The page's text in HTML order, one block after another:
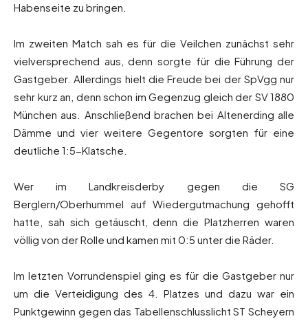
Habenseite zu bringen.
Im zweiten Match sah es für die Veilchen zunächst sehr
vielversprechend aus, denn sorgte für die Führung der
Gastgeber. Allerdings hielt die Freude bei der SpVgg nur
sehr kurz an, denn schon im Gegenzug gleich der SV 1880
München aus. Anschließend brachen bei Altenerding alle
Dämme und vier weitere Gegentore sorgten für eine
deutliche 1:5-Klatsche.
Wer im Landkreisderby gegen die SG
Berglern/Oberhummel auf Wiedergutmachung gehofft
hatte, sah sich getäuscht, denn die Platzherren waren
völlig von der Rolle und kamen mit 0:5 unter die Räder.
Im letzten Vorrundenspiel ging es für die Gastgeber nur
um die Verteidigung des 4. Platzes und dazu war ein
Punktgewinn gegen das Tabellenschlusslicht ST Scheyern